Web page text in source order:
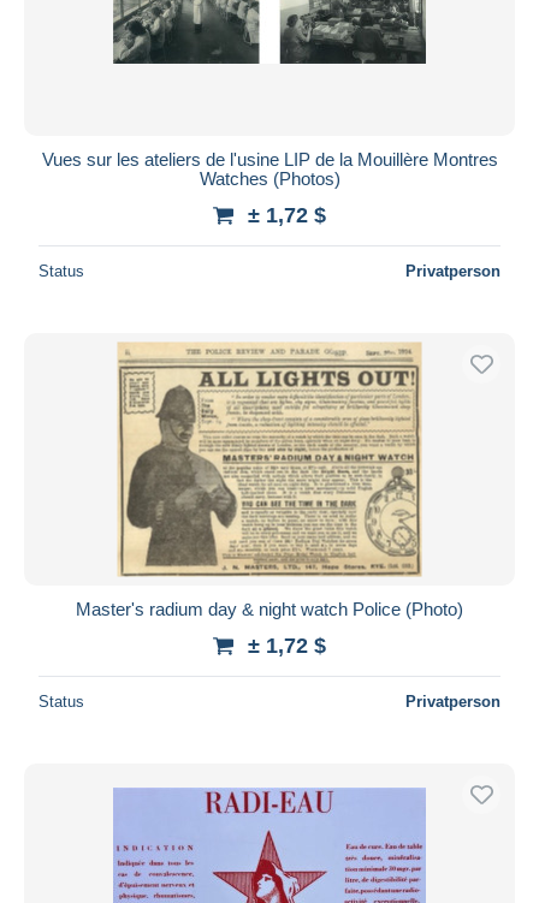
Vues sur les ateliers de l'usine LIP de la Mouillère Montres
Watches (Photos)
± 1,72 $
Status Privatperson
Master's radium day & night watch Police (Photo)
± 1,72 $
Status Privatperson